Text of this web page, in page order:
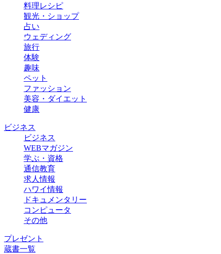
料理レシピ
観光・ショップ
占い
ウェディング
旅行
体験
趣味
ペット
ファッション
美容・ダイエット
健康
ビジネス
ビジネス
WEBマガジン
学ぶ・資格
通信教育
求人情報
ハワイ情報
ドキュメンタリー
コンピュータ
その他
プレゼント
蔵書一覧